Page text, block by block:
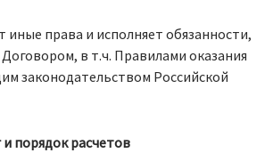
иные права и исполняет обязанности,
в т.ч. Правилами оказания
законодательством Российской
и порядок расчетов